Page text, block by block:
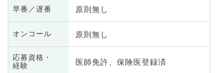
早番／遅番 原則無し
オンコール 原則無し
応募資格・
経験
医師免許、保険医登録済